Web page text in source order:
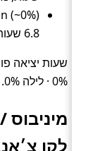
6.8 שעות, מחיר ממוצע ~86 ₪
0% · לילה 0%.
לקו